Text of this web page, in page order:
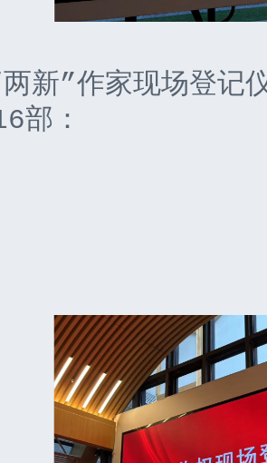
”作家现场登记
部：